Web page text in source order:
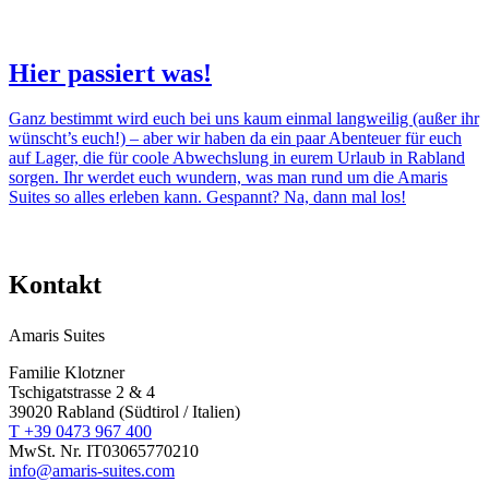
Hier passiert was!
Ganz bestimmt wird euch bei uns kaum einmal langweilig (außer ihr
wünscht’s euch!) – aber wir haben da ein paar Abenteuer für euch
auf Lager, die für coole Abwechslung in eurem Urlaub in Rabland
sorgen. Ihr werdet euch wundern, was man rund um die Amaris
Suites so alles erleben kann. Gespannt? Na, dann mal los!
Kontakt
Amaris Suites
Familie Klotzner
Tschigatstrasse 2 & 4
39020 Rabland (Südtirol / Italien)
T +39 0473 967 400
MwSt. Nr. IT03065770210
info@amaris-suites.com